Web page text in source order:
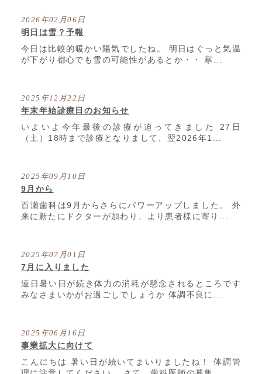
2026年02月06日
明日は雪？予報
今日は比較的暖かい陽気でしたね。 明日はぐっと気温
が下がり都心でも雪の可能性があるとか・・ 寒...
2025年12月22日
年末年始診療日のお知らせ
いよいよ今年最後の診療が迫ってきました 27日
（土）18時まで診療となりまして、翌2026年1...
2025年09月10日
9月から
百瀬歯科は9月からさらにパワーアップしました。 外
来に新たにドクターが加わり、より患者様に寄り...
2025年07月01日
7月に入りました
連日暑い日が続き体力の消耗が懸念されるところです
みなさまいかがお過ごしでしょうか 体調不良に...
2025年06月16日
事業拡大に向けて
こんにちは 暑い日が続いてまいりましたね！ 体調管